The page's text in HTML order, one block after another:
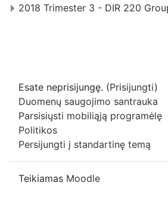
2018 Trimester 3 - DIR 220
Esate neprisijungę. (Prisijungti)
Duomenų saugojimo santrauka
Parsisiųsti mobiliąją programėlę
Politikos
Persijungti į standartinę temą
Teikiamas Moodle